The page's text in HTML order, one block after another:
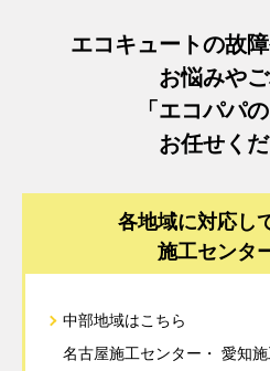
エコキュートの故
お悩みや
「エコパパ
お任せくだ
各地域に対応し
施工センタ
中部地域はこちら
名古屋施工センター
愛知